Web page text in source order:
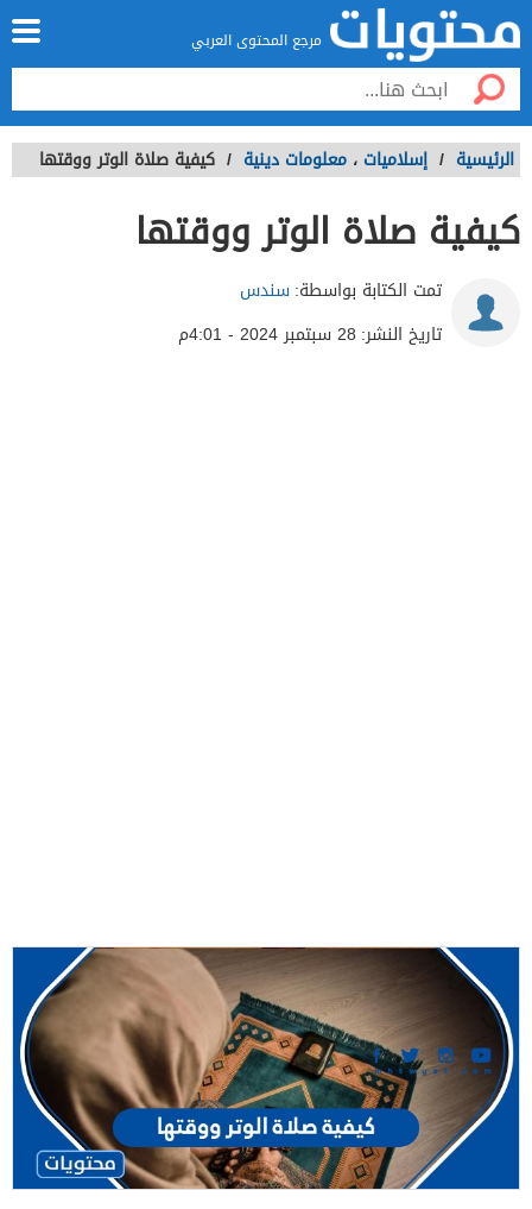
مرجع المحتوى العربي
الرئيسية / إسلاميات ، معلومات دينية / كيفية صلاة الوتر ووقتها
كيفية صلاة الوتر ووقتها
تمت الكتابة بواسطة:سندس
تاريخ النشر: 28 سبتمبر 2024 - 4:01م